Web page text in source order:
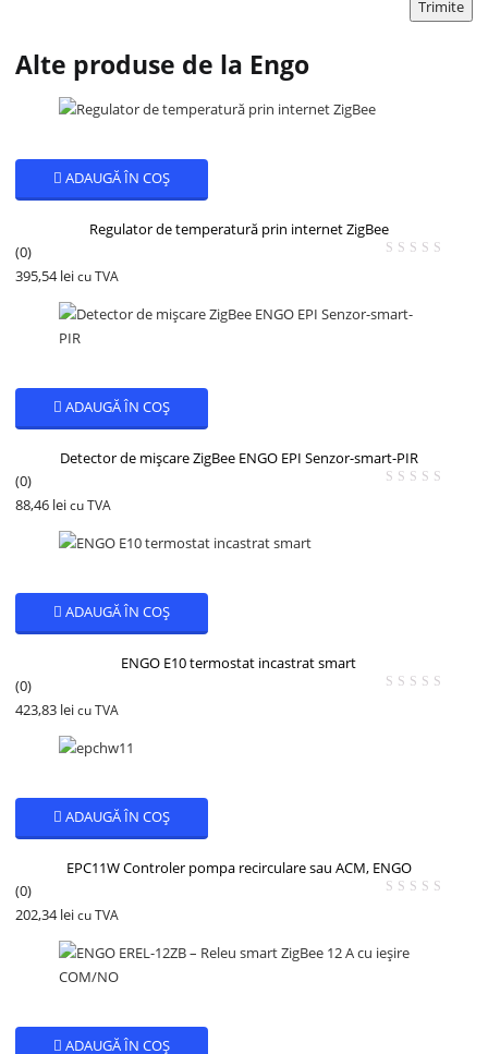
Alte produse de la Engo
ADAUGĂ ÎN COȘ
Regulator de temperatură prin internet ZigBee
(0)
395,54lei cu TVA
ADAUGĂ ÎN COȘ
Detector de mișcare ZigBee ENGO EPI Senzor-smart-PIR
(0)
88,46 lei cu TVA
ADAUGĂ ÎN COȘ
ENGO E10 termostat incastrat smart
(0)
423,83 lei cu TVA
ADAUGĂ ÎN COȘ
EPC11W Controler pompa recirculare sau ACM, ENGO
(0)
202,34lei cu TVA
ADAUGĂ ÎN COȘ